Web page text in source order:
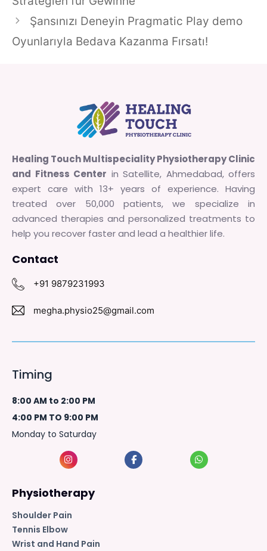
Şansınızı Deneyin Pragmatic Play demo
Oyunlarıyla Bedava Kazanma Fırsatı!
Healing Touch Multispeciality Physiotherapy Clinic
and Fitness Center in Satellite, Ahmedabad, offers
expert care with 13+ years of experience. Having
treated over 50,000 patients, we specialize in
advanced therapies and personalized treatments to
help you recover faster and lead a healthier life.
Contact
+91 9879231993
megha.physio25@gmail.com
Timing
8:00 AM to 2:00 PM
4:00 PM TO 9:00 PM
Monday to Saturday
Physiotherapy
Shoulder Pain
Tennis Elbow
Wrist and Hand Pain